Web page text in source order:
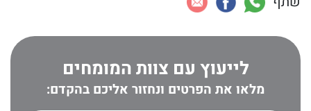
לייעוץ עם צוות המומחים
מלאו את הפרטים ונחזור אליכם בהקדם: